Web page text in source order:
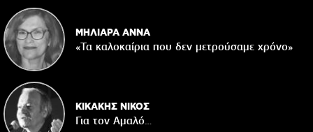
ΜΗΛΙΑΡΑ ΑΝΝΑ
«Τα καλοκαίρια που δεν μετρούσαμε χρόνο»
ΚΙΚΑΚΗΣ ΝΙΚΟΣ
Για τον Αμαλό…